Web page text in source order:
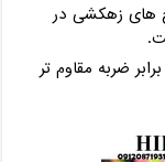
های زهکشی در
ضربه مقاوم تر